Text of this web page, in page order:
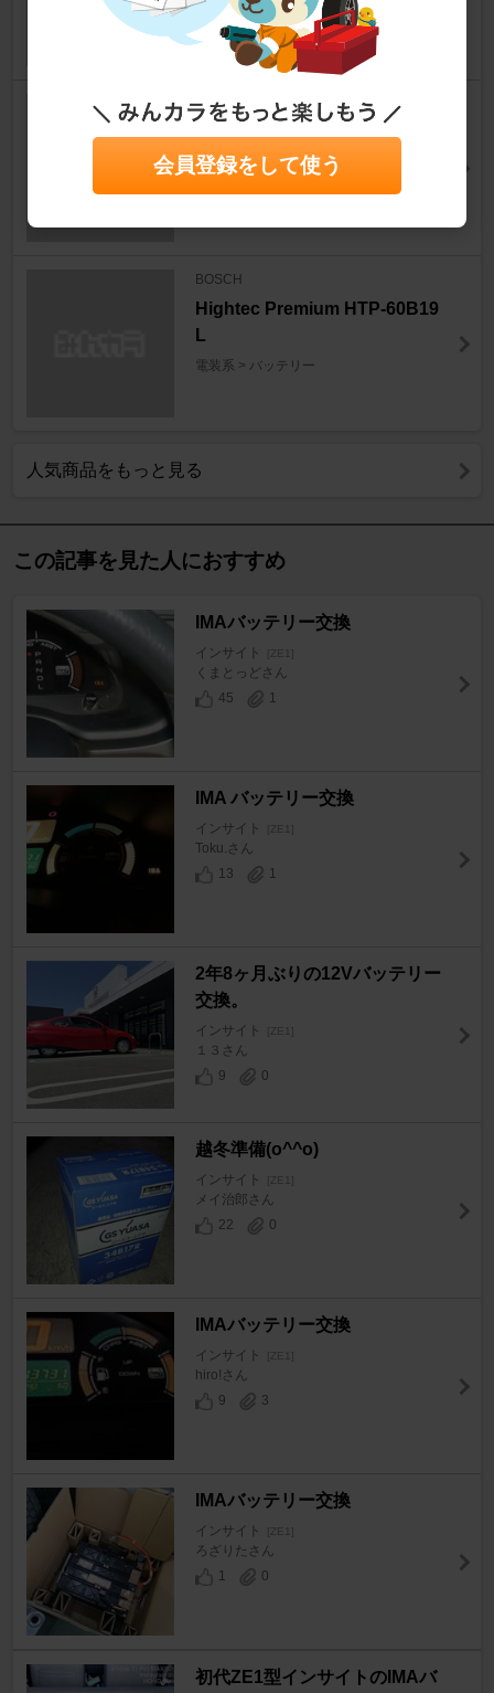
BOSCH
Hightec Premium
電装系 > バッテリー
BOSCH
Hightec Premium HTP-60B19
L
電装系 > バッテリー
人気商品をもっと見る
この記事を見た人におすすめ
IMAバッテリー交換
インサイト [ZE1]
くまとっどさん
45
1
IMA バッテリー交換
インサイト [ZE1]
Toku.さん
13
1
2年8ヶ月ぶりの12Vバッテリー
交換。
インサイト [ZE1]
１３さん
9
0
越冬準備(o^^o)
インサイト [ZE1]
メイ治郎さん
22
0
IMAバッテリー交換
インサイト [ZE1]
hiro!さん
9
3
IMAバッテリー交換
インサイト [ZE1]
ろざりたさん
1
0
初代ZE1型インサイトのIMAバ
会員登録をして使う